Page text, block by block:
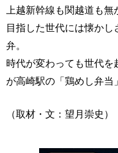
上越新幹線も関越道も
目指した世代には懐か
弁。
時代が変わっても世代
が高崎駅の「鶏めし弁当
（取材・文：望月崇史）